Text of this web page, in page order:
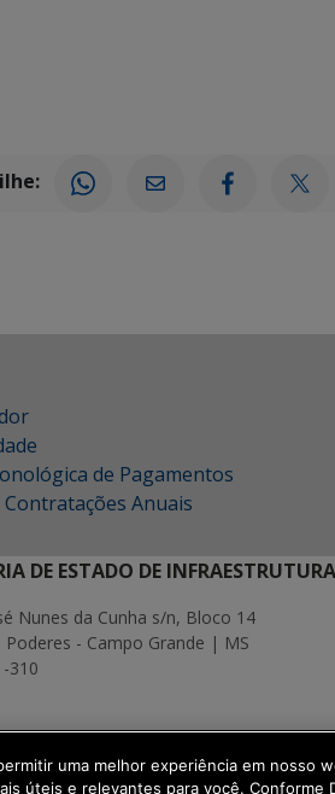
de Pagamentos
Contratações Anuais
DE ESTADO DE
Nunes da Cunha s/n, Bloco 14
Poderes - Campo Grande | MS
310
Secretaria-Executiva de
uma melhor experiência em nosso
úteis e relevantes para você. Conforme